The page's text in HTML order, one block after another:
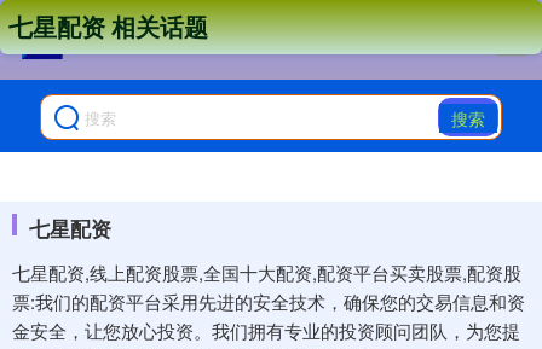
搜索
七星配资
七星配资,线上配资股票,全国十大配资,配资平台买卖股票,配资股
票:我们的配资平台采用先进的安全技术，确保您的交易信息和资
金安全，让您放心投资。我们拥有专业的投资顾问团队，为您提
七星配资 相关话题